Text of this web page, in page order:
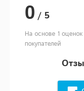
0 / 5
На основе 1 оценок
покупателей